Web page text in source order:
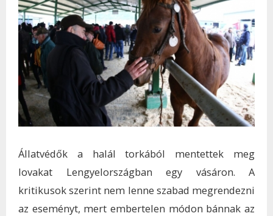
Állatvédők a halál torkából mentettek meg
lovakat Lengyelországban egy vásáron. A
kritikusok szerint nem lenne szabad megrendezni
az eseményt, mert embertelen módon bánnak az